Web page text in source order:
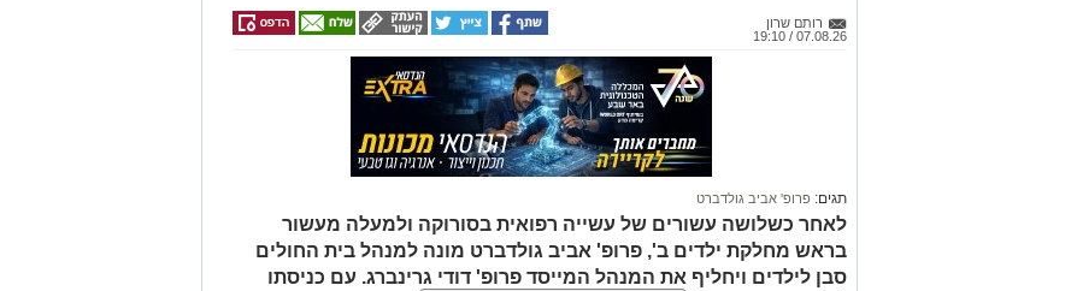
רותם שרון
07.08.26 / 19:10
תגים: פרופ' אביב גולדברט
לאחר כשלושה עשורים של עשייה רפואית בסורוקה ולמעלה מעשור
בראש מחלקת ילדים ב', פרופ' אביב גולדברט מונה למנהל בית החולים
סבן לילדים ויחליף את המנהל המייסד פרופ' דודי גרינברג. עם כניסתו